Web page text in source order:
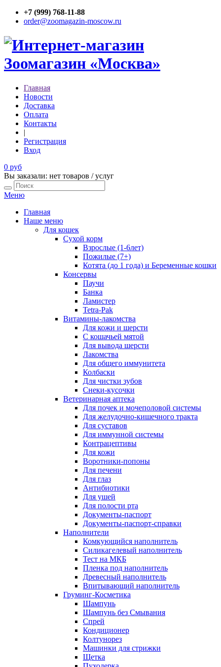
+7 (999) 768-11-88
order@zoomagazin-moscow.ru
Главная
Новости
Доставка
Оплата
Контакты
|
Регистрация
Вход
0 руб
Вы заказали: нет товаров / услуг
Меню
Главная
Наше меню
Для кошек
Сухой корм
Взрослые (1-6лет)
Пожилые (7+)
Котята (до 1 года) и Беременные кошки
Консервы
Паучи
Банка
Ламистер
Tetra-Pak
Витамины-лакомства
Для кожи и шерсти
С кошачьей мятой
Для вывода шерсти
Лакомства
Для общего иммунитета
Колбаски
Для чистки зубов
Снеки-кусочки
Ветеринарная аптека
Для почек и мочеполовой системы
Для желудочно-кишечного тракта
Для суставов
Для иммунной системы
Контрацептивы
Для кожи
Воротники-попоны
Для печени
Для глаз
Антибиотики
Для ушей
Для полости рта
Документы-паспорт
Документы-паспорт-справки
Наполнители
Комкующийся наполнитель
Силикагелевый наполнитель
Тест на МКБ
Пленка под наполнитель
Древесный наполнитель
Впитывающий наполнитель
Груминг-Косметика
Шампунь
Шампунь без Смывания
Спрей
Кондиционер
Колтунорез
Машинки для стрижки
Щетка